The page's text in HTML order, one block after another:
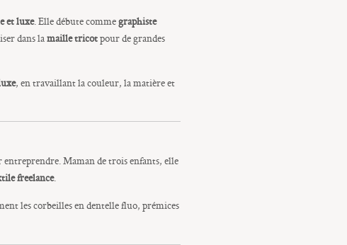
et luxe. Elle débute commegraphiste
dans lamaille tricotpour de grandes
, en travaillant la couleur, la matière et
Maman de trois enfants, elle
freelance.
les corbeilles en dentelle fluo, prémices